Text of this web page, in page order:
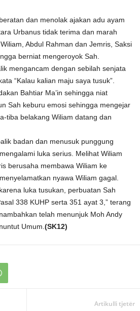
dan menolak ajakan adu ayam
Urbanus tidak terima dan marah
Abdul Rahman dan Jemris, Saksi
berniat mengeroyok Sah.
mengancam dengan sebilah senjata
“Kalau kalian maju saya tusuk”.
Bahtiar Ma’in sehingga niat
Sah keburu emosi sehingga mengejar
tiba belakang Wiliam datang dan
badan dan menusuk punggung
luka serius. Melihat Wiliam
berusaha membawa Wiliam ke
nyawa Wiliam gagal.
luka tusukan, perbuatan Sah
338 KUHP serta 351 ayat 3,” terang
telah menunjuk Moh Andy
Umum. (SK12)
Artikulli tjetër